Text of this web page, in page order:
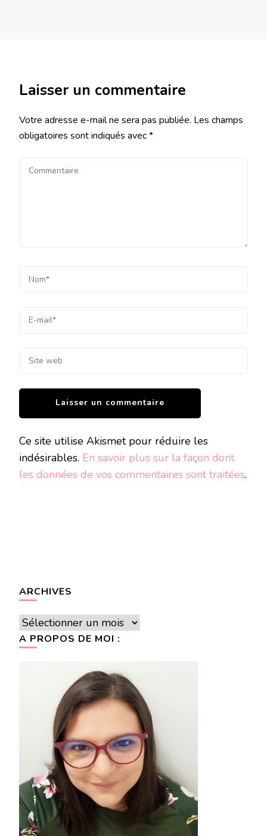
Laisser un commentaire
Votre adresse e-mail ne sera pas publiée. Les champs
obligatoires sont indiqués avec*
Ce site utilise Akismet pour réduire les
indésirables. En savoir plus sur la façon dont
les données de vos commentaires sont traitées.
ARCHIVES
Archives
A PROPOS DE MOI :